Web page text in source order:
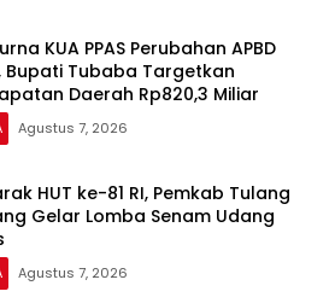
KUA PPAS Perubahan APBD
Bupati Tubaba Targetkan
Daerah Rp820,3 Miliar
Agustus 7, 2026
HUT ke-81 RI, Pemkab Tulang
Gelar Lomba Senam Udang
Agustus 7, 2026